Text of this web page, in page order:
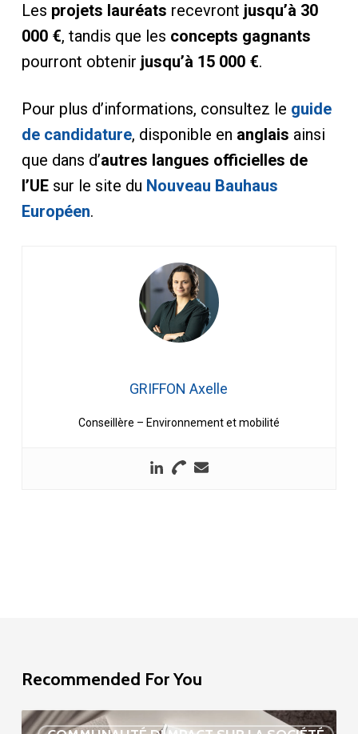
Les projets lauréats recevront jusqu’à 30
000 €, tandis que les concepts gagnants
pourront obtenir jusqu’à 15 000 €.
Pour plus d’informations, consultez le guide
de candidature, disponible en anglais ainsi
que dans d’autres langues officielles de
l’UEsur le site du Nouveau Bauhaus
Européen.
GRIFFON Axelle
Conseillère – Environnement et mobilité
Recommended For You
Étude